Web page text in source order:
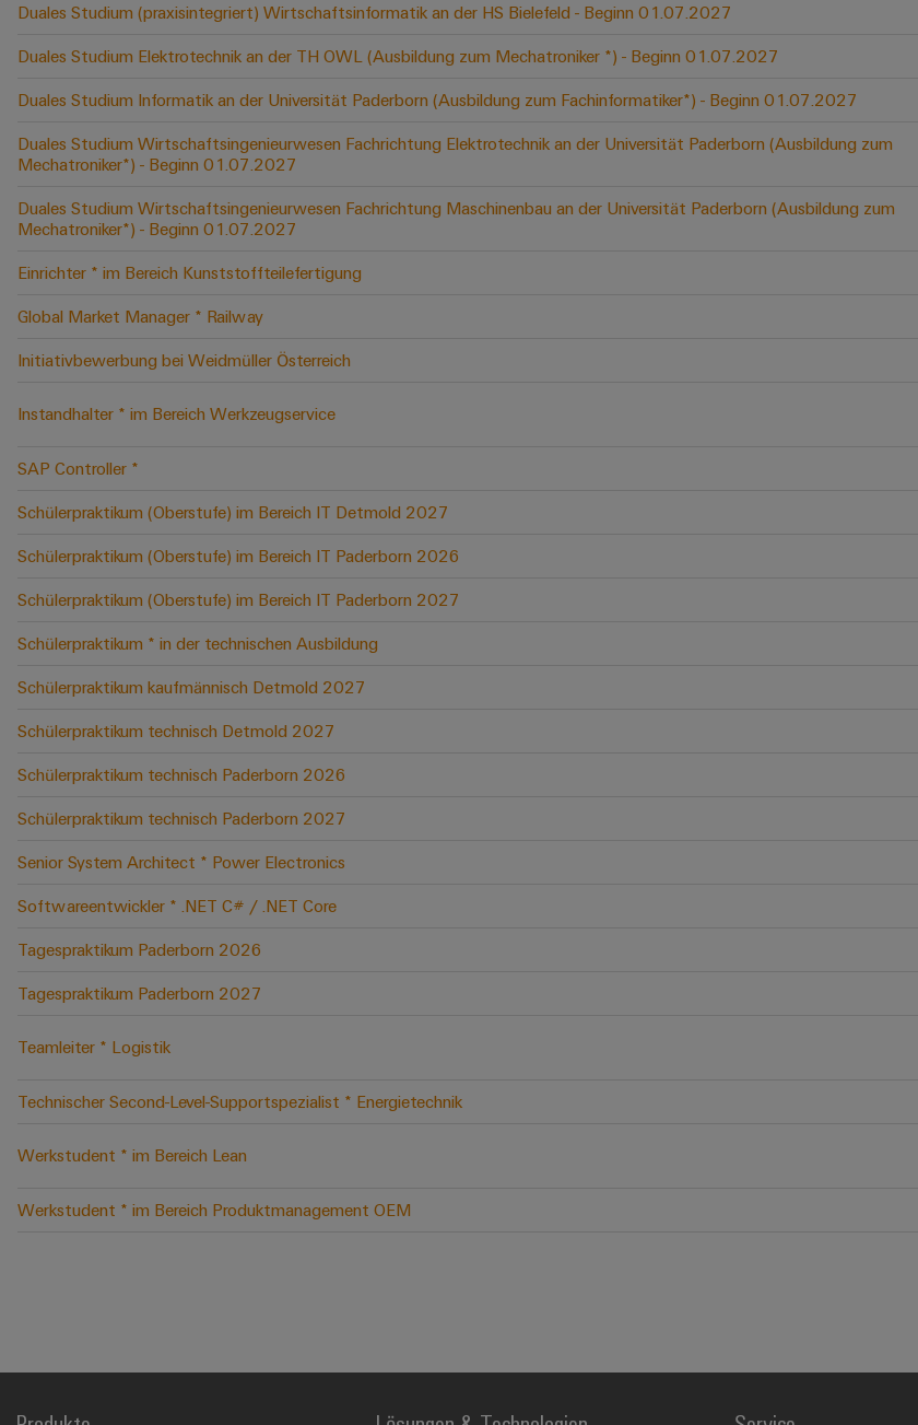
Duales Studium (praxisintegriert) Wirtschaftsinformatik an der HS Bielefeld - Beginn 01.07.2027
Duales Studium Elektrotechnik an der TH OWL (Ausbildung zum Mechatroniker *) - Beginn 01.07.2027
Duales Studium Informatik an der Universität Paderborn (Ausbildung zum Fachinformatiker*) - Beginn 01.07.2027
Duales Studium Wirtschaftsingenieurwesen Fachrichtung Elektrotechnik an der Universität Paderborn (Ausbildung zum
Mechatroniker*) - Beginn 01.07.2027
Duales Studium Wirtschaftsingenieurwesen Fachrichtung Maschinenbau an der Universität Paderborn (Ausbildung zum
Mechatroniker*) - Beginn 01.07.2027
Einrichter * im Bereich Kunststoffteilefertigung
Global Market Manager * Railway
Initiativbewerbung bei Weidmüller Österreich
Instandhalter * im Bereich Werkzeugservice
SAP Controller *
Schülerpraktikum (Oberstufe) im Bereich IT Detmold 2027
Schülerpraktikum (Oberstufe) im Bereich IT Paderborn 2026
Schülerpraktikum (Oberstufe) im Bereich IT Paderborn 2027
Schülerpraktikum * in der technischen Ausbildung
Schülerpraktikum kaufmännisch Detmold 2027
Schülerpraktikum technisch Detmold 2027
Schülerpraktikum technisch Paderborn 2026
Schülerpraktikum technisch Paderborn 2027
Senior System Architect * Power Electronics
Softwareentwickler * .NET C# / .NET Core
Tagespraktikum Paderborn 2026
Tagespraktikum Paderborn 2027
Teamleiter * Logistik
Technischer Second-Level-Supportspezialist * Energietechnik
Werkstudent * im Bereich Lean
Werkstudent * im Bereich Produktmanagement OEM